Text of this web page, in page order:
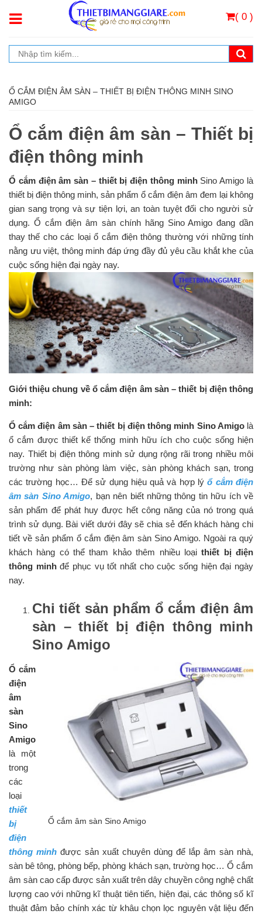
( 0 )
Ổ CẮM ĐIỆN ÂM SÀN – THIẾT BỊ ĐIỆN THÔNG MINH SINO
AMIGO
Ổ cắm điện âm sàn – Thiết bị
điện thông minh
Ổ cắm điện âm sàn – thiết bị điện thông minhSino Amigo là
thiết bị điện thông minh, sản phẩm ổ cắm điện âm đem lại không
gian sang trọng và sự tiện lợi, an toàn tuyệt đối cho người sử
dụng. Ổ cắm điện âm sàn chính hãng Sino Amigo đang dần
thay thế cho các loại ổ cắm điện thông thường với những tính
nằng ưu việt, thông minh đáp ứng đầy đủ yêu cầu khắt khe của
cuộc sống hiện đại ngày nay.
Giới thiệu chung về ổ cắm điện âm sàn – thiết bị điện thông
minh:
Ổ cắm điện âm sàn – thiết bị điện thông minh Sino Amigolà
ổ cắm được thiết kế thống minh hữu ích cho cuộc sống hiện
nay. Thiết bị điện thông minh sử dụng rộng rãi trong nhiều môi
trường như sàn phòng làm việc, sàn phòng khách sạn, trong
các trường học… Để sử dụng hiệu quả và hợp lýổ cắm điện
âm sàn Sino Amigo, bạn nên biết những thông tin hữu ích về
sản phẩm để phát huy được hết công năng của nó trong quá
trình sử dụng. Bài viết dưới đây sẽ chia sẻ đến khách hàng chi
tiết về sản phẩm ổ cắm điện âm sàn Sino Amigo. Ngoài ra quý
khách hàng có thể tham khảo thêm nhiều loạithiết bị điện
thông minhđể phục vụ tốt nhất cho cuộc sống hiện đại ngày
nay.
Chi tiết sản phẩm ổ cắm điện âm
sàn – thiết bị điện thông minh
Sino Amigo
Ổ cắm âm sàn Sino Amigo
Ổ cắm
điện
âm
sàn
Sino
Amigo
là một
trong
các
loại
thiết
bị
điện
thông minh được sản xuất chuyên dùng để lắp âm sàn nhà,
sàn bê tông, phòng bếp, phòng khách sạn, trường học… Ổ cắm
âm sàn cao cấp được sản xuất trên dây chuyền công nghệ chất
lượng cao với những kĩ thuật tiên tiến, hiện đại, các thông số kĩ
thuật đảm bảo chính xác từ khâu chọn lọc nguyên vật liệu đến